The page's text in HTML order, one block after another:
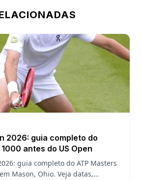
2026: guia completo do
antes do US Open
guia completo do ATP Masters
Mason, Ohio. Veja datas,